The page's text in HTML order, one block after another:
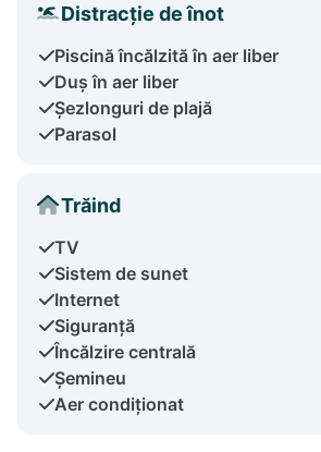
Distracție de înot
Piscină încălzită în aer liber
Duș în aer liber
Șezlonguri de plajă
Parasol
Trăind
TV
Sistem de sunet
Internet
Siguranță
Încălzire centrală
Șemineu
Aer condiționat